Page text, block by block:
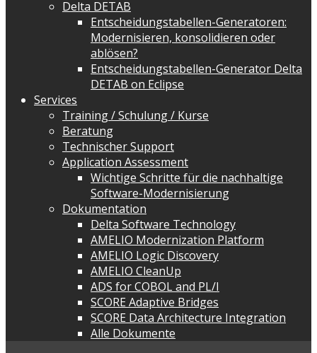
Delta DETAB
Entscheidungstabellen-Generatoren:
Modernisieren, konsolidieren oder
ablösen?
Entscheidungstabellen-Generator Delta
DETAB on Eclipse
Services
Training / Schulung / Kurse
Beratung
Technischer Support
Application Assessment
Wichtige Schritte für die nachhaltige
Software-Modernisierung
Dokumentation
Delta Software Technology
AMELIO Modernization Platform
AMELIO Logic Discovery
AMELIO CleanUp
ADS for COBOL and PL/I
SCORE Adaptive Bridges
SCORE Data Architecture Integration
Alle Dokumente